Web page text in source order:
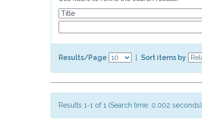
Results/Page Sort items by
Results 1-1 of 1 (Search time: 0.002 seconds).